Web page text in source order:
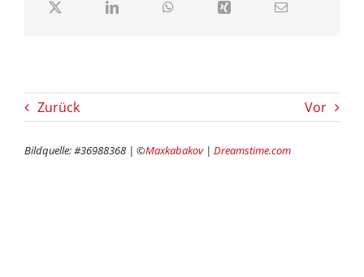
Zurück Vor
Bildquelle: #36988368 | ©Maxkabakov| Dreamstime.com